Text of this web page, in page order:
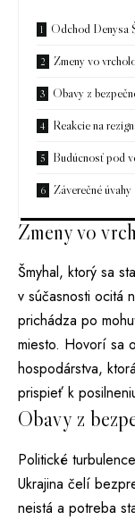
Odchod Denysa
Zmeny vo
Obavy z
Reakcie na
Budúcnosť pod
Záverečné úvahy
Zmeny vo
Šmyhal, ktorý sa
v súčasnosti ocitá
prichádza po
miesto. Hovorí sa
hospodárstva,
prispieť k
Obavy z
Politické
Ukrajina čelí
neistá a potreba